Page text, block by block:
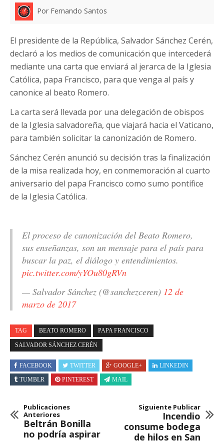
Por Fernando Santos
El presidente de la República, Salvador Sánchez Cerén,
declaró a los medios de comunicación que intercederá
mediante una carta que enviará al jerarca de la Iglesia
Católica, papa Francisco, para que venga al país y
canonice al beato Romero.
La carta será llevada por una delegación de obispos
de la Iglesia salvadoreña, que viajará hacia el Vaticano,
para también solicitar la canonización de Romero.
Sánchez Cerén anunció su decisión tras la finalización
de la misa realizada hoy, en conmemoración al cuarto
aniversario del papa Francisco como sumo pontífice
de la Iglesia Católica.
El proceso de canonización del Beato Romero,
sus enseñanzas, son un mensaje para el país para
buscar la paz, el diálogo y entendimientos.
pic.twitter.com/yYOu80gRVn
— Salvador Sánchez (@sanchezceren) 12 de
marzo de 2017
TAG BEATO ROMERO PAPA FRANCISCO
SALVADOR SÁNCHEZ CERÉN
FACEBOOK TWITTER GOOGLE+
LINKEDIN
TUMBLR
PINTEREST MAIL
Publicaciones
Anteriores
Beltrán Bonilla
no podría aspirar
Siguiente Publicar
Incendio
consume bodega
de hilos en San